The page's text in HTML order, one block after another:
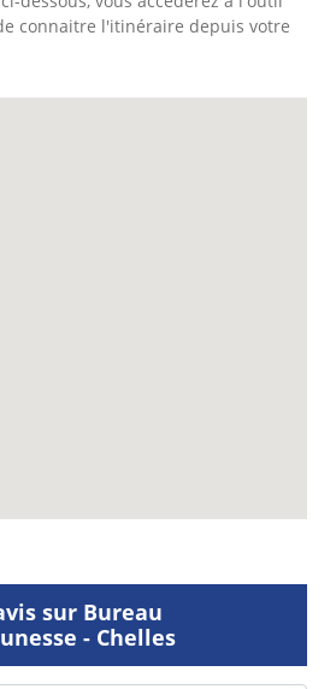
connaitre l'itinéraire depuis votre
sur Bureau
- Chelles